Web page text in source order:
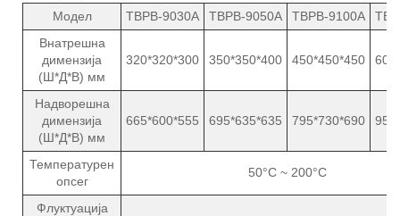
Модел TBPB-9030A TBPB-9050A TBPB-9100A
Внатрешна
димензија
(Ш*Д*В) мм
320*320*300 350*350*400 450*450*450
Надворешна
димензија
(Ш*Д*В) мм
665*600*555 695*635*635 795*730*690
Температурен
опсег
50°C ~ 200°C
Флуктуација